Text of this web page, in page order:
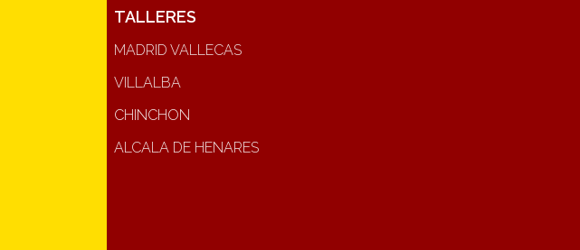
TALLERES
MADRID VALLECAS
VILLALBA
CHINCHON
ALCALA DE HENARES